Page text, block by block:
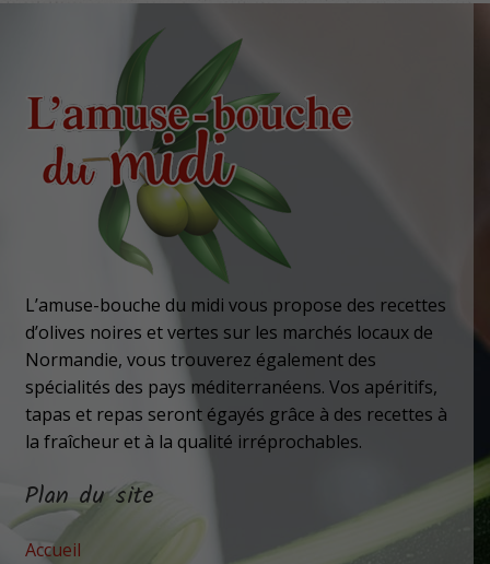
L’amuse-bouche du midi vous propose des recettes
d’olives noires et vertes sur les marchés locaux de
Normandie, vous trouverez également des
spécialités des pays méditerranéens. Vos apéritifs,
tapas et repas seront égayés grâce à des recettes à
la fraîcheur et à la qualité irréprochables.
Plan du site
Accueil